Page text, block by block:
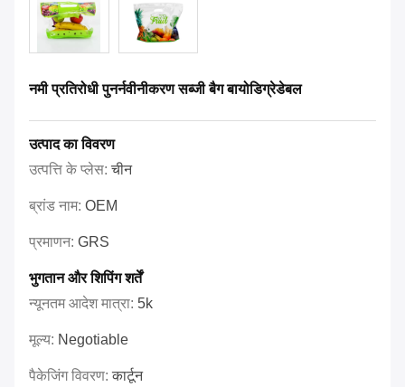
नमी प्रतिरोधी पुनर्नवीनीकरण सब्जी बैग बायोडिग्रेडेबल
उत्पाद का विवरण
उत्पत्ति के प्लेस:चीन
ब्रांड नाम: OEM
प्रमाणन: GRS
भुगतान और शिपिंग शर्तें
न्यूनतम आदेश मात्रा: 5k
मूल्य: Negotiable
पैकेजिंग विवरण:कार्टून